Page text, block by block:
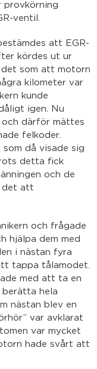
provkörning
ventil.
att EGR-
kördes ut ur
som att motorn
kilometer var
kunde
igen. Nu
och därför mättes
felkoder.
som då visade sig
detta fick
och de
det att
och frågade
hjälpa dem med
i nästan fyra
tappa tålamodet.
med att ta en
berätta hela
nästan blev en
var avklarat
var mycket
hade svårt att